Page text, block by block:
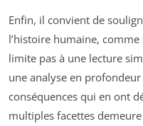
Enfin, il convient de
l’histoire humaine,
limite pas à une lecture
une analyse en
conséquences qui en ont
multiples facettes